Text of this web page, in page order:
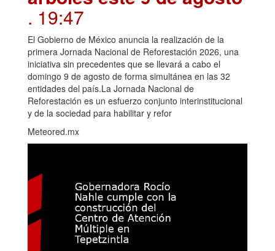
. 19:47
El Gobierno de México anuncia la realización de la
primera Jornada Nacional de Reforestación 2026, una
iniciativa sin precedentes que se llevará a cabo el
domingo 9 de agosto de forma simultánea en las 32
entidades del país.La Jornada Nacional de
Reforestación es un esfuerzo conjunto interinstitucional
y de la sociedad para habilitar y refor
Meteored.mx